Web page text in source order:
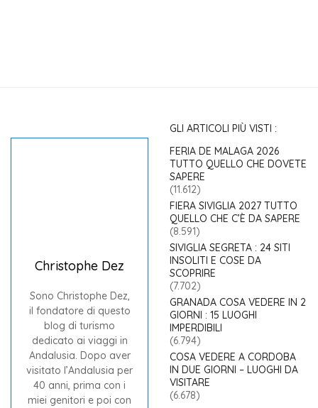
Christophe Dez
Sono Christophe Dez,
il fondatore di questo
blog di turismo
dedicato ai viaggi in
Andalusia. Dopo aver
visitato l’Andalusia per
40 anni, prima con i
miei genitori e poi con
GLI ARTICOLI PIÙ VISTI :
FERIA DE MALAGA 2026
TUTTO QUELLO CHE DOVETE
SAPERE
(11.612)
FIERA SIVIGLIA 2027 TUTTO
QUELLO CHE C’È DA SAPERE
(8.591)
SIVIGLIA SEGRETA : 24 SITI
INSOLITI E COSE DA
SCOPRIRE
(7.702)
GRANADA COSA VEDERE IN 2
GIORNI : 15 LUOGHI
IMPERDIBILI
(6.794)
COSA VEDERE A CORDOBA
IN DUE GIORNI – LUOGHI DA
VISITARE
(6.678)